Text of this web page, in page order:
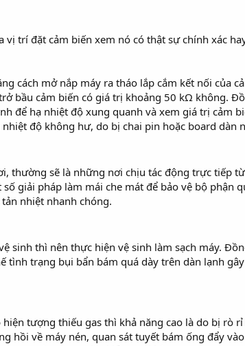
trí đặt cảm biến xem nó có thật sự chính xác
cách mở nắp máy ra tháo lắp cắm kết nối của
bầu cảm biến có giá trị khoảng 50 kΩ không.
để hạ nhiệt độ xung quanh và xem giá trị cảm
độ không hư, do bị chai pin hoặc board dàn
thường sẽ là những nơi chịu tác động trực tiếp
giải pháp làm mái che mát để bảo vệ bộ phận
nhiệt nhanh chóng.
sinh thì nên thực hiện vệ sinh làm sạch máy.
tình trạng bụi bẩn bám quá dày trên dàn lạnh
tượng thiếu gas thì khả năng cao là do bị rò
hồi về máy nén, quan sát tuyết bám ống đẩy